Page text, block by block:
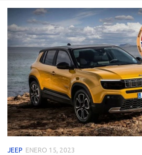
JEEP ENERO 15, 2023